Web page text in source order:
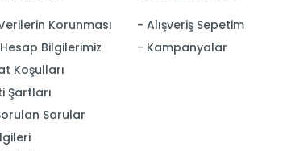
Korunması
Bilgilerimiz
Koşulları
Şartları
Sorular
Alışveriş Sepetim
Kampanyalar